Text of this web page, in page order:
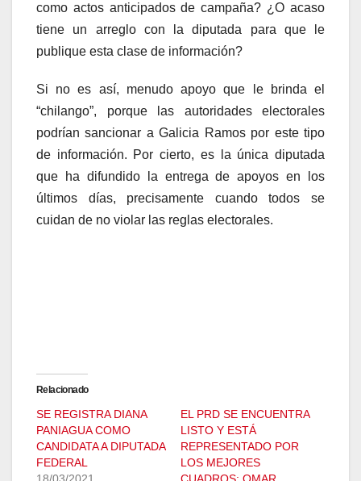
como actos anticipados de campaña? ¿O acaso
tiene un arreglo con la diputada para que le
publique esta clase de información?
Si no es así, menudo apoyo que le brinda el
“chilango”, porque las autoridades electorales
podrían sancionar a Galicia Ramos por este tipo
de información. Por cierto, es la única diputada
que ha difundido la entrega de apoyos en los
últimos días, precisamente cuando todos se
cuidan de no violar las reglas electorales.
Relacionado
SE REGISTRA DIANA
PANIAGUA COMO
CANDIDATA A DIPUTADA
FEDERAL
EL PRD SE ENCUENTRA
LISTO Y ESTÁ
REPRESENTADO POR
LOS MEJORES